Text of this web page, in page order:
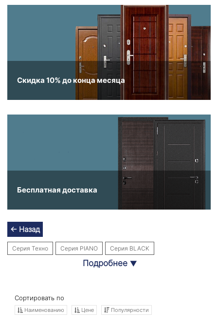
Скидка 10% до конца месяца
Бесплатная доставка
← Назад
Серия Техно Серия PIANO Серия BLACK
Серия COSMO Серия BETON
Серия МЕГАПОЛИС
Серия SCANDI Серия SILVER Серия CLASSIC
Подробнее ▼
Сортировать по
Наименованию Цене Популярности